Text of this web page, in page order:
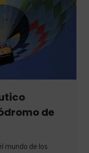
de
mundo de los